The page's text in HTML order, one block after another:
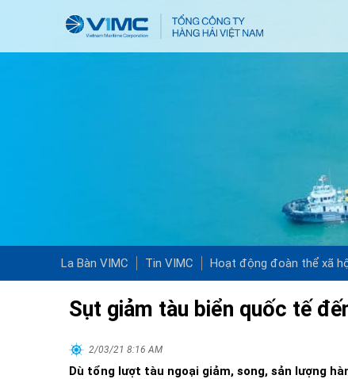
La Bàn VIMC Tin VIMC Hoạt động đoàn thể xã
Sụt giảm tàu biển quốc tế
2/03/21 8:16 AM
Dù tổng lượt tàu ngoại giảm, song, sản lượng